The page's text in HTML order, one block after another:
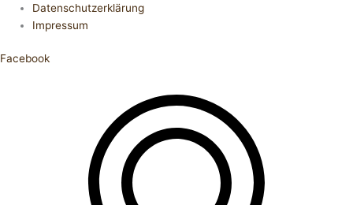
Datenschutzerklärung
Impressum
Facebook